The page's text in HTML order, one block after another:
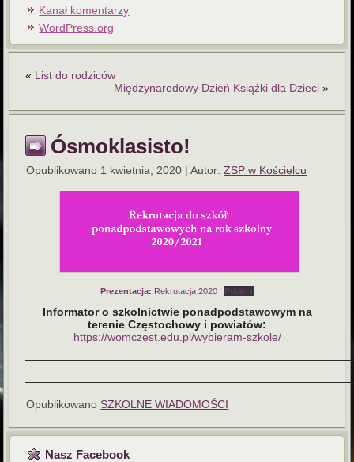
Kanał komentarzy
WordPress.org
« List do rodziców
Międzynarodowy Dzień Książki dla Dzieci»
Ósmoklasisto!
Opublikowano 1 kwietnia, 2020 |Autor: ZSP w Kościelcu
Prezentacja: Rekrutacja 2020 Pobierz
Informator o szkolnictwie ponadpodstawowym na
terenie Częstochowy i powiatów:
https://womczest.edu.pl/wybieram-szkole/
Opublikowano SZKOLNE WIADOMOŚCI
Nasz Facebook